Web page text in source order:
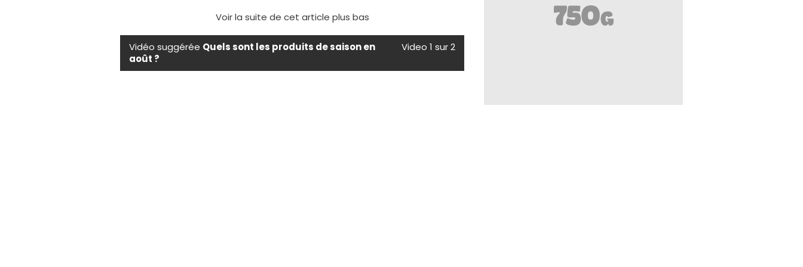
Voir la suite de cet article plus bas
Vidéo suggérée Quels sont les produits de saison en
août ?
Video 1 sur 2